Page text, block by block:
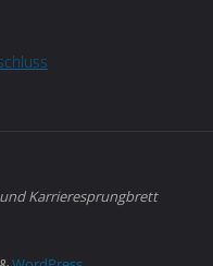
Karrieresprungbrett